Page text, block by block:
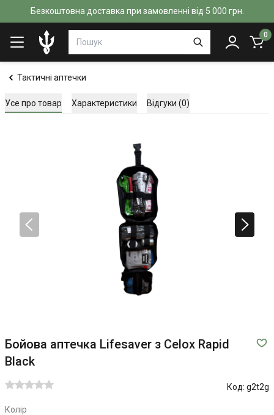
Безкоштовна доставка при замовленні від 5 000 грн.
0
Тактичні аптечки
Усе про товар Характеристики Відгуки (0)
Бойова аптечка Lifesaver з Celox Rapid
Black
Код: g2t2g
Колір